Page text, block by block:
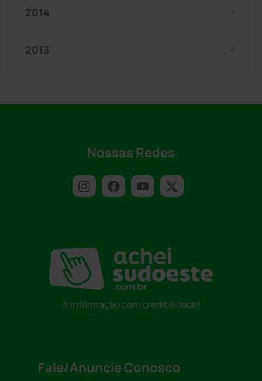
2014
2013
Nossas Redes
A informação com credibilidade!
Fale/Anuncie Conosco